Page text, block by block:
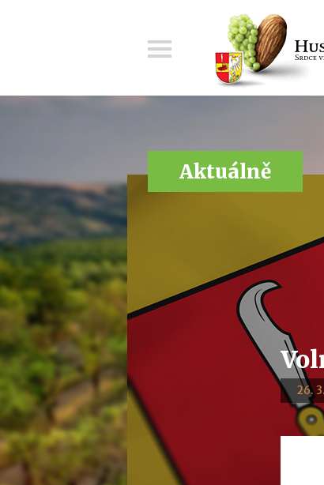
Aktuálně
26.